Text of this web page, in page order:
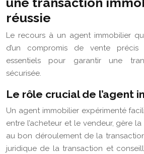
réussie
Le recours à un agent immobilier
d’un compromis de vente
essentiels pour garantir une
sécurisée.
Le rôle crucial de l’agent
Un agent immobilier expérimenté
entre l’acheteur et le vendeur, gère
au bon déroulement de la
juridique de la transaction et